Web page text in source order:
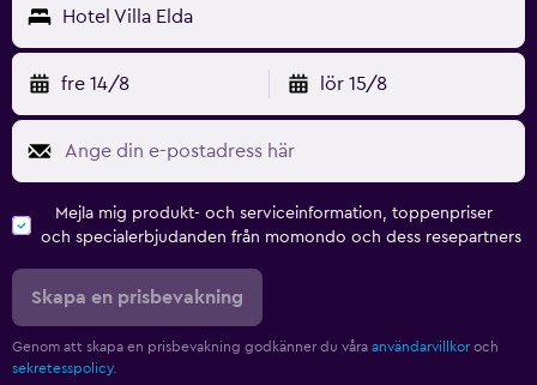
Hotel Villa Elda
fre 14/8 lör 15/8
Mejla mig produkt- och serviceinformation, toppenpriser
och specialerbjudanden från momondo och dess resepartners
Skapa en prisbevakning
Genom att skapa en prisbevakning godkänner du våra användarvillkor och
sekretesspolicy.